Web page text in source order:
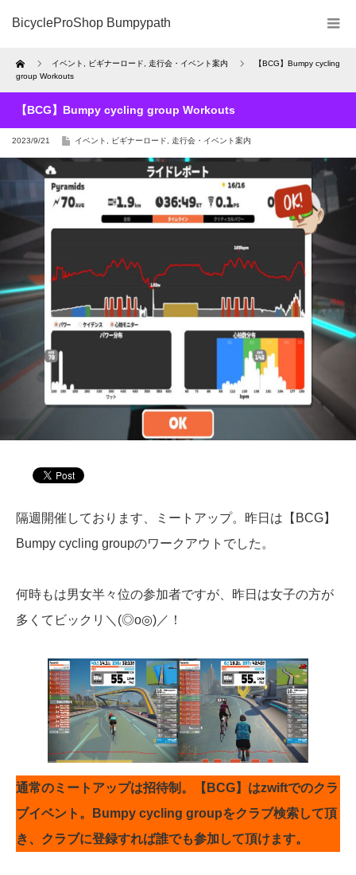
BicycleProShop Bumpypath
Home イベント ビギナーロード 走行会・イベント案内
【BCG】Bumpy cycling
group Workouts
【BCG】Bumpy cycling group Workouts
2023/9/21 イベント ビギナーロード 走行会・イベント案内
隔週開催しております、ミートアップ。昨日は【BCG】
Bumpy cycling groupのワークアウトでした。
何時もは男女半々位の参加者ですが、昨日は女子の方が
多くてビックリ＼(◎o◎)／！
通常のミートアップは招待制。【BCG】はzwiftでのクラ
ブイベント。Bumpy cycling groupをクラブ検索して頂
き、クラブに登録すれば誰でも参加して頂けます。